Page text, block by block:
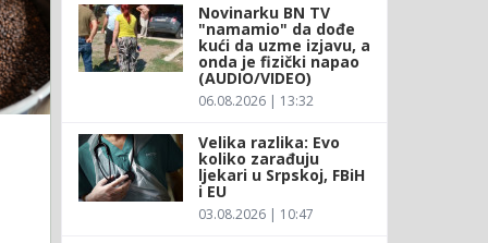
Novinarku BN TV
"namamio" da dođe
kući da uzme izjavu, a
onda je fizički napao
(AUDIO/VIDEO)
06.08.2026 | 13:32
Velika razlika: Evo
koliko zarađuju
ljekari u Srpskoj, FBiH
i EU
03.08.2026 | 10:47